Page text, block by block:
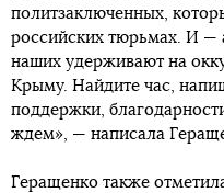
политзаключенных,
российских тюрьмах. И —
наших удерживают на
Крыму. Найдите час,
поддержки,
ждем», — написала
Геращенко также